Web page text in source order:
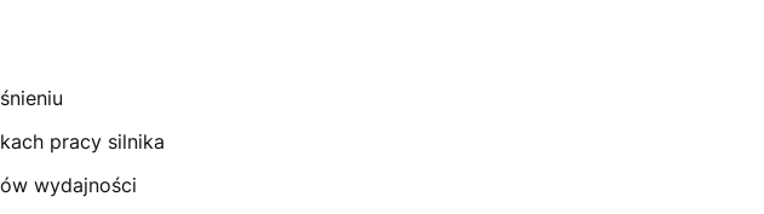
pracy silnika
wydajności